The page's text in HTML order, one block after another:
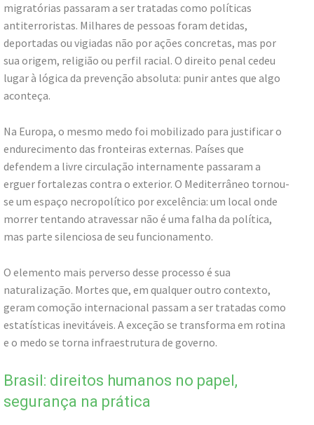
migratórias passaram a ser tratadas como políticas
antiterroristas. Milhares de pessoas foram detidas,
deportadas ou vigiadas não por ações concretas, mas por
sua origem, religião ou perfil racial. O direito penal cedeu
lugar à lógica da prevenção absoluta: punir antes que algo
aconteça.
Na Europa, o mesmo medo foi mobilizado para justificar o
endurecimento das fronteiras externas. Países que
defendem a livre circulação internamente passaram a
erguer fortalezas contra o exterior. O Mediterrâneo tornou-
se um espaço necropolítico por excelência: um local onde
morrer tentando atravessar não é uma falha da política,
mas parte silenciosa de seu funcionamento.
O elemento mais perverso desse processo é sua
naturalização. Mortes que, em qualquer outro contexto,
geram comoção internacional passam a ser tratadas como
estatísticas inevitáveis. A exceção se transforma em rotina
e o medo se torna infraestrutura de governo.
Brasil: direitos humanos no papel,
segurança na prática